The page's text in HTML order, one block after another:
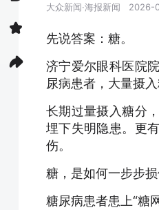
大众新闻·海报新闻 2026-
先说答案：糖。
济宁爱尔眼科医院
尿病患者，大量摄
长期过量摄入糖分
埋下失明隐患。更
伤。
糖，是如何一步步
糖尿病患者患上“糖